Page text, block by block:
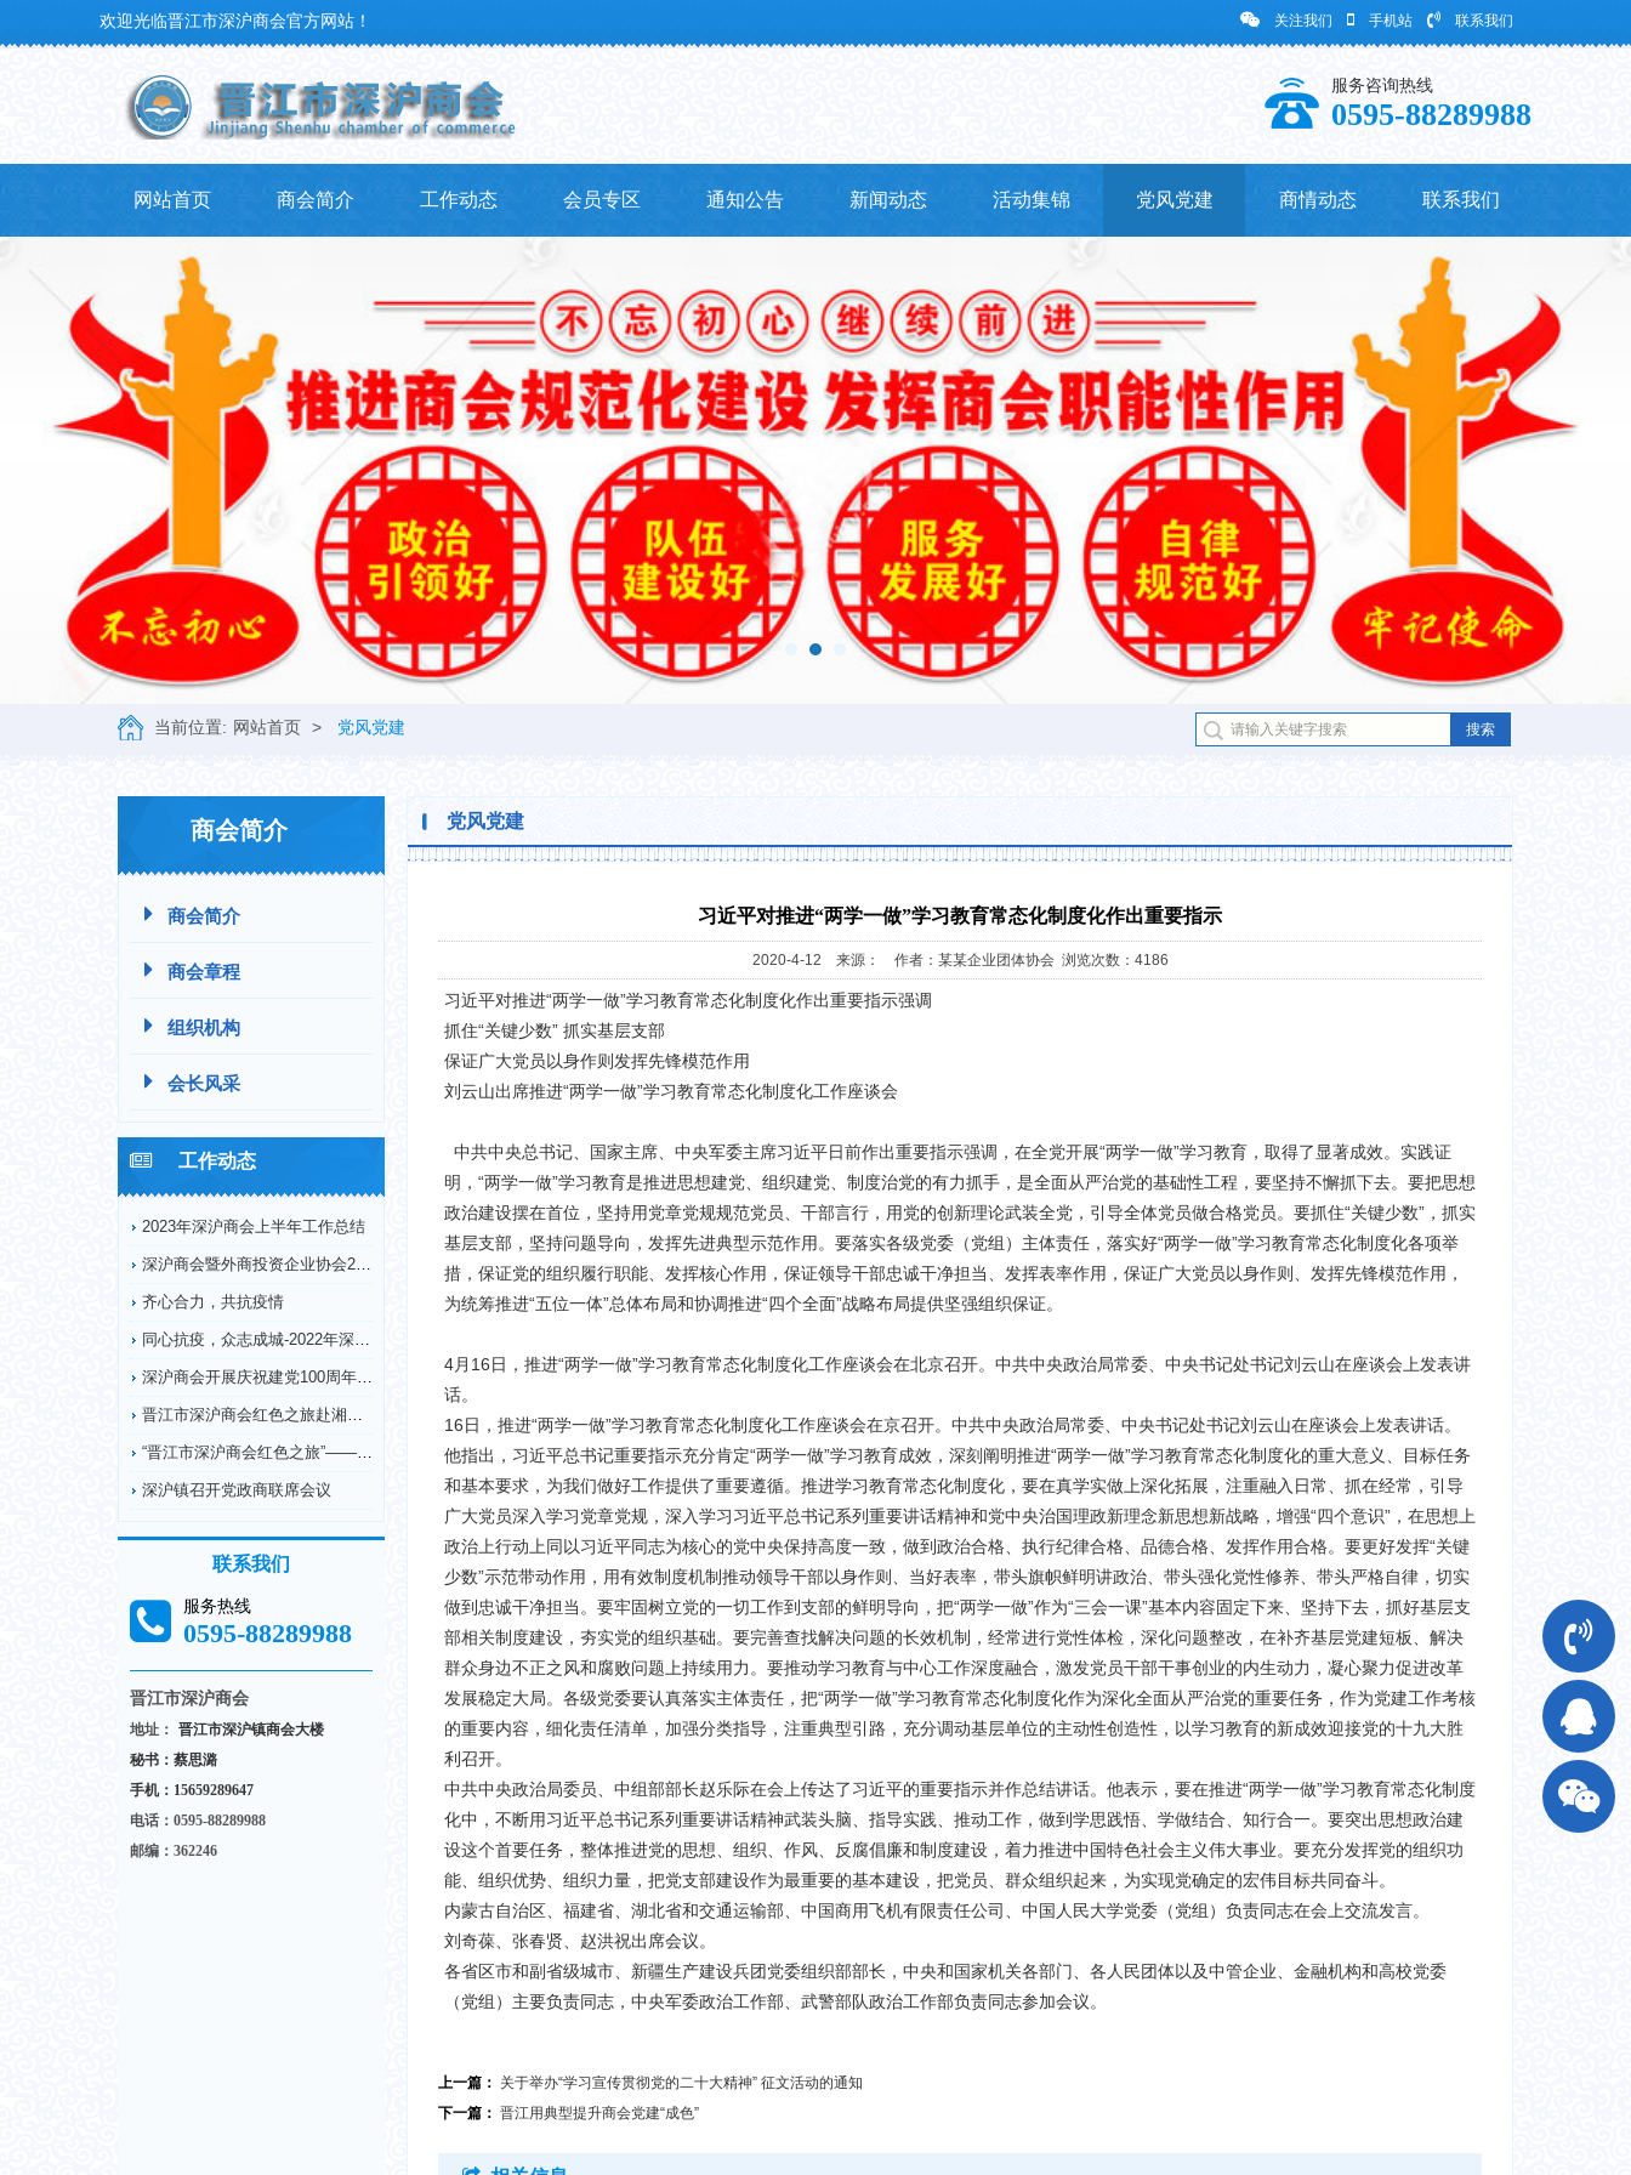
欢迎光临晋江市深沪商会官方网站！ 关注我们 手机站 联系我们
服务咨询热线
0595-88289988
网站首页 商会简介 工作动态 会员专区 通知公告 新闻动态 活动集锦 党风党建 商情动态 联系我们
当前位置: 网站首页 > 党风党建
商会简介
商会简介
商会章程
组织机构
会长风采
工作动态
2023年深沪商会上半年工作总结
深沪商会暨外商投资企业协会2022年工作回顾
齐心合力，共抗疫情
同心抗疫，众志成城-2022年深沪商会抗疫情况
深沪商会开展庆祝建党100周年纪念革命烈士弘扬...
晋江市深沪商会红色之旅赴湘鄂川革命根据地开展爱...
“晋江市深沪商会红色之旅”——赴德化县开展爱国...
深沪镇召开党政商联席会议
联系我们
服务热线
0595-88289988
晋江市深沪商会
地址： 晋江市深沪镇商会大楼
秘书：蔡思潞
手机： 15659289647
电话：0595-88289988
邮编：362246
党风党建
习近平对推进“两学一做”学习教育常态化制度化作出重要指示
2020-4-12 来源： 作者：某某企业团体协会 浏览次数：4186
习近平对推进“两学一做”学习教育常态化制度化作出重要指示强调
抓住“关键少数” 抓实基层支部
保证广大党员以身作则发挥先锋模范作用
刘云山出席推进“两学一做”学习教育常态化制度化工作座谈会
中共中央总书记、国家主席、中央军委主席习近平日前作出重要指示强调，在全党开展“两学一做”学习教育，取得了显著成效。实践证
明，“两学一做”学习教育是推进思想建党、组织建党、制度治党的有力抓手，是全面从严治党的基础性工程，要坚持不懈抓下去。要把思想
政治建设摆在首位，坚持用党章党规规范党员、干部言行，用党的创新理论武装全党，引导全体党员做合格党员。要抓住“关键少数”，抓实
基层支部，坚持问题导向，发挥先进典型示范作用。要落实各级党委（党组）主体责任，落实好“两学一做”学习教育常态化制度化各项举
措，保证党的组织履行职能、发挥核心作用，保证领导干部忠诚干净担当、发挥表率作用，保证广大党员以身作则、发挥先锋模范作用，
为统筹推进“五位一体”总体布局和协调推进“四个全面”战略布局提供坚强组织保证。
4月16日，推进“两学一做”学习教育常态化制度化工作座谈会在北京召开。中共中央政治局常委、中央书记处书记刘云山在座谈会上发表讲
话。
16日，推进“两学一做”学习教育常态化制度化工作座谈会在京召开。中共中央政治局常委、中央书记处书记刘云山在座谈会上发表讲话。
他指出，习近平总书记重要指示充分肯定“两学一做”学习教育成效，深刻阐明推进“两学一做”学习教育常态化制度化的重大意义、目标任务
和基本要求，为我们做好工作提供了重要遵循。推进学习教育常态化制度化，要在真学实做上深化拓展，注重融入日常、抓在经常，引导
广大党员深入学习党章党规，深入学习习近平总书记系列重要讲话精神和党中央治国理政新理念新思想新战略，增强“四个意识”，在思想上
政治上行动上同以习近平同志为核心的党中央保持高度一致，做到政治合格、执行纪律合格、品德合格、发挥作用合格。要更好发挥“关键
少数”示范带动作用，用有效制度机制推动领导干部以身作则、当好表率，带头旗帜鲜明讲政治、带头强化党性修养、带头严格自律，切实
做到忠诚干净担当。要牢固树立党的一切工作到支部的鲜明导向，把“两学一做”作为“三会一课”基本内容固定下来、坚持下去，抓好基层支
部相关制度建设，夯实党的组织基础。要完善查找解决问题的长效机制，经常进行党性体检，深化问题整改，在补齐基层党建短板、解决
群众身边不正之风和腐败问题上持续用力。要推动学习教育与中心工作深度融合，激发党员干部干事创业的内生动力，凝心聚力促进改革
发展稳定大局。各级党委要认真落实主体责任，把“两学一做”学习教育常态化制度化作为深化全面从严治党的重要任务，作为党建工作考核
的重要内容，细化责任清单，加强分类指导，注重典型引路，充分调动基层单位的主动性创造性，以学习教育的新成效迎接党的十九大胜
利召开。
中共中央政治局委员、中组部部长赵乐际在会上传达了习近平的重要指示并作总结讲话。他表示，要在推进“两学一做”学习教育常态化制度
化中，不断用习近平总书记系列重要讲话精神武装头脑、指导实践、推动工作，做到学思践悟、学做结合、知行合一。要突出思想政治建
设这个首要任务，整体推进党的思想、组织、作风、反腐倡廉和制度建设，着力推进中国特色社会主义伟大事业。要充分发挥党的组织功
能、组织优势、组织力量，把党支部建设作为最重要的基本建设，把党员、群众组织起来，为实现党确定的宏伟目标共同奋斗。
内蒙古自治区、福建省、湖北省和交通运输部、中国商用飞机有限责任公司、中国人民大学党委（党组）负责同志在会上交流发言。
刘奇葆、张春贤、赵洪祝出席会议。
各省区市和副省级城市、新疆生产建设兵团党委组织部部长，中央和国家机关各部门、各人民团体以及中管企业、金融机构和高校党委
（党组）主要负责同志，中央军委政治工作部、武警部队政治工作部负责同志参加会议。
上一篇： 关于举办“学习宣传贯彻党的二十大精神” 征文活动的通知
下一篇： 晋江用典型提升商会党建“成色”